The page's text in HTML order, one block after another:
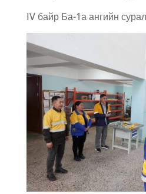
IV байр Ба-1а ангийн